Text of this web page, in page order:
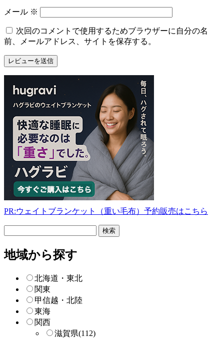
2022
8
月
日
直
所
ね
っ
と
メール ※
次回のコメントで使用するためブラウザーに自分の名
前、メールアドレス、サイトを保存する。
PR:ウェイトブランケット（重い毛布）予約販売はこちら
ー
検
地域から探す
北海道・東北
関東
甲信越・北陸
東海
関西
滋賀県(112)